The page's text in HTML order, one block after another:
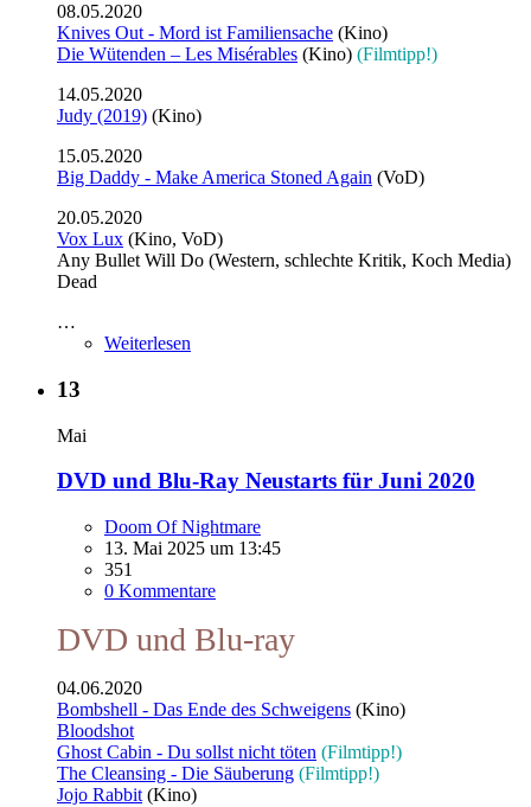
08.05.2020
Knives Out - Mord ist Familiensache (Kino)
Die Wütenden – Les Misérables (Kino) (Filmtipp!)
14.05.2020
Judy (2019) (Kino)
15.05.2020
Big Daddy - Make America Stoned Again (VoD)
20.05.2020
Vox Lux (Kino, VoD)
Any Bullet Will Do (Western, schlechte Kritik, Koch Media)
Dead
…
Weiterlesen
13
Mai
DVD und Blu-Ray Neustarts für Juni 2020
Doom Of Nightmare
13. Mai 2025 um 13:45
351
0 Kommentare
DVD und Blu-ray
04.06.2020
Bombshell - Das Ende des Schweigens (Kino)
Bloodshot
Ghost Cabin - Du sollst nicht töten (Filmtipp!)
The Cleansing - Die Säuberung (Filmtipp!)
Jojo Rabbit (Kino)